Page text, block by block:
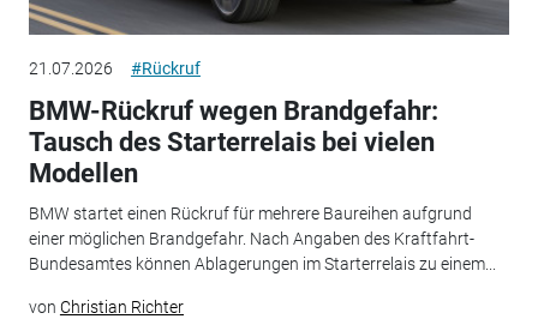
21.07.2026 #Rückruf
BMW-Rückruf wegen Brandgefahr:
Tausch des Starterrelais bei vielen
Modellen
BMW startet einen Rückruf für mehrere Baureihen aufgrund
einer möglichen Brandgefahr. Nach Angaben des Kraftfahrt-
Bundesamtes können Ablagerungen im Starterrelais zu einem...
von Christian Richter